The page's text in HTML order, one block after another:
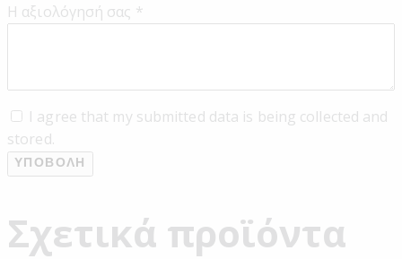
Η αξιολόγησή σας *
I agree that my submitted data is being collected and
stored.
Σχετικά προϊόντα